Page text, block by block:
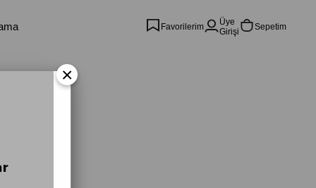
Favorilerim
Üye
Girişi
Sepetim
×